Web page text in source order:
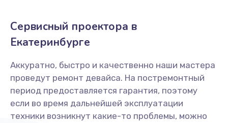
Сервисный проектора в
Екатеринбурге
Аккуратно, быстро и качественно наши мастера
проведут ремонт девайса. На постремонтный
период предоставляется гарантия, поэтому
если во время дальнейшей эксплуатации
техники возникнут какие-то проблемы, можно